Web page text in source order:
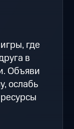
где
в
Объяви
ослабь